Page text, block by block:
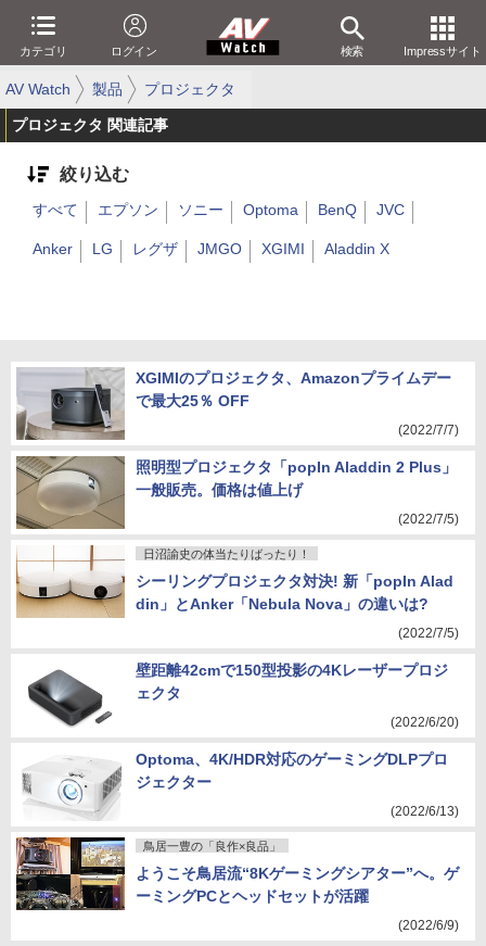
カテゴリ ログイン 検索 Impressサイト
AV Watch 製品 プロジェクタ
プロジェクタ 関連記事
絞り込む
すべて エプソン ソニー Optoma BenQ JVC
Anker LG レグザ JMGO XGIMI Aladdin X
XGIMIのプロジェクタ、Amazonプライムデー
で最大25％ OFF
(2022/7/7)
照明型プロジェクタ「popIn Aladdin 2 Plus」
一般販売。価格は値上げ
(2022/7/5)
日沼諭史の体当たりばったり！
シーリングプロジェクタ対決! 新「popIn Alad
din」とAnker「Nebula Nova」の違いは?
(2022/7/5)
壁距離42cmで150型投影の4Kレーザープロジ
ェクタ
(2022/6/20)
Optoma、4K/HDR対応のゲーミングDLPプロ
ジェクター
(2022/6/13)
鳥居一豊の「良作×良品」
ようこそ鳥居流“8Kゲーミングシアター”へ。ゲ
ーミングPCとヘッドセットが活躍
(2022/6/9)